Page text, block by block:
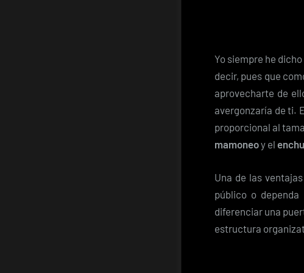
Yo siempre he
decir, pues que
aprovecharte de
avergonzaría de ti.
proporcional al
mamoneoy el
Una de las
público o
diferenciar una
estructura